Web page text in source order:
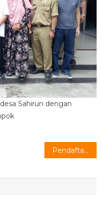
Sahirun dengan
Pendaftaran Bakal Calon Kepala Desa Klampok : BANURI